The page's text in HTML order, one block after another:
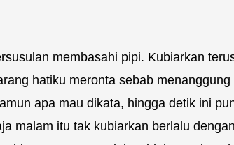
membasahi pipi. Kubiarkan
hatiku meronta sebab menanggung
apa mau dikata, hingga detik ini
malam itu tak kubiarkan berlalu